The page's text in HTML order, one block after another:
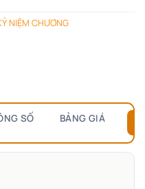
NIỆM CHƯƠNG
SỐ BẢNG GIÁ